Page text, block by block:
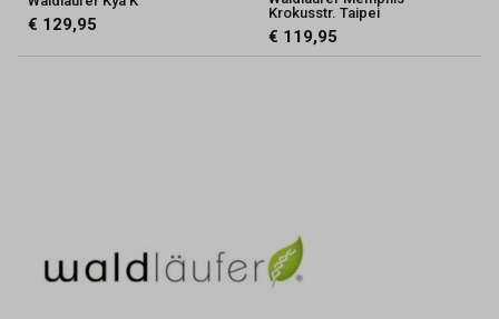
€ 129,95
Krokusstr. Taipei
€ 119,95